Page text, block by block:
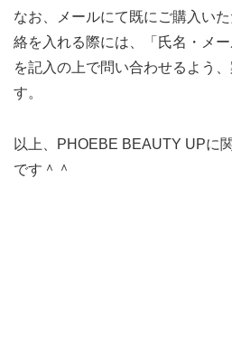
なお、メールにて既にご購入い
絡を入れる際には、「氏名・メー
を記入の上で問い合わせるよう
す。
以上、PHOEBE BEAUTY UPに
です＾＾